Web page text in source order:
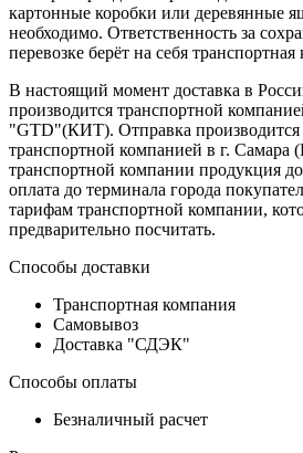
картонные коробки или деревянные
необходимо. Ответственность за
перевозке берёт на себя
В настоящий момент доставка в
производится транспортной
"GTD"(КИТ). Отправка производится
транспортной компанией в г. Самара
транспортной компании продукция
оплата до терминала города
тарифам транспортной компании,
предварительно посчитать.
Способы доставки
Транспортная компания
Самовывоз
Доставка "СДЭК"
Способы оплаты
Безналичный расчет